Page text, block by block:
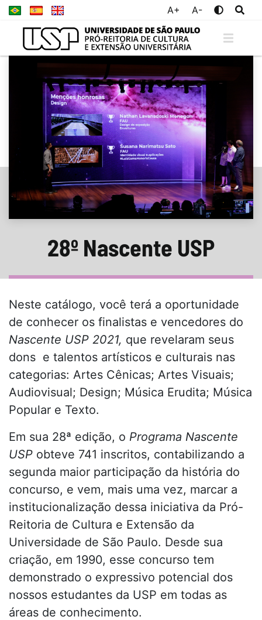
A+ A-
28º Nascente USP
Neste catálogo, você terá a oportunidade
de conhecer os finalistas e vencedores do
Nascente USP 2021, que revelaram seus
dons e talentos artísticos e culturais nas
categorias: Artes Cênicas; Artes Visuais;
Audiovisual; Design; Música Erudita; Música
Popular e Texto.
Em sua 28ª edição, o Programa Nascente
USP obteve 741 inscritos, contabilizando a
segunda maior participação da história do
concurso, e vem, mais uma vez, marcar a
institucionalização dessa iniciativa da Pró-
Reitoria de Cultura e Extensão da
Universidade de São Paulo. Desde sua
criação, em 1990, esse concurso tem
demonstrado o expressivo potencial dos
nossos estudantes da USP em todas as
áreas de conhecimento.